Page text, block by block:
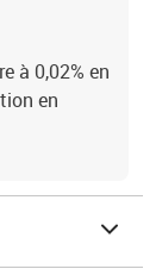
à 0,02% en
en